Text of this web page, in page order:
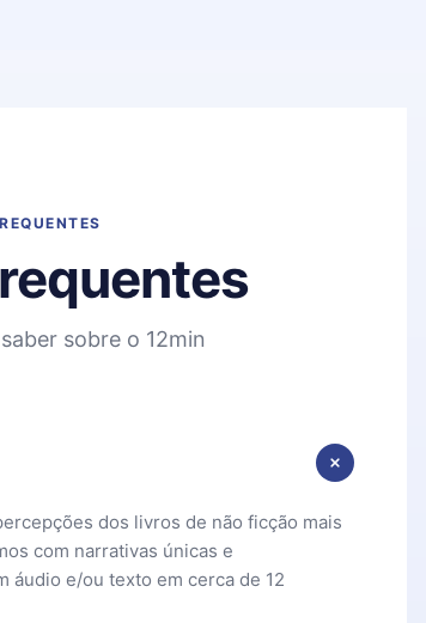
sobre o 12min
dos livros de não ficção mais
com narrativas únicas e
áudio e/ou texto em cerca de 12